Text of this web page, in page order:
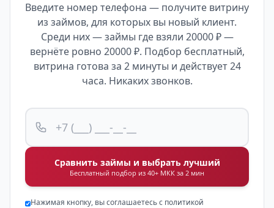
Введите номер телефона — получите витрину
из займов, для которых вы новый клиент.
Среди них — займы где взяли 20000 ₽ —
вернёте ровно 20000 ₽. Подбор бесплатный,
витрина готова за 2 минуты и действует 24
часа. Никаких звонков.
Сравнить займы и выбрать лучший
Бесплатный подбор из 40+ МКК за 2 мин
Нажимая кнопку, вы соглашаетесь с политикой